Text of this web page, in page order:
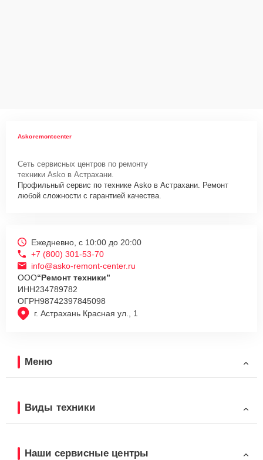
Askoremontcenter
Сеть сервисных центров по ремонту
техники Asko в Астрахани.
Профильный сервис по технике Asko в Астрахани. Ремонт
любой сложности с гарантией качества.
г. Астрахань Красная ул., 1
Ежедневно, с 10:00 до 20:00
+7 (800) 301-53-70
info@asko-remont-center.ru
ООО“Ремонт техники”
ИНН234789782
ОГРН98742397845098
Меню
Виды техники
Наши сервисные центры